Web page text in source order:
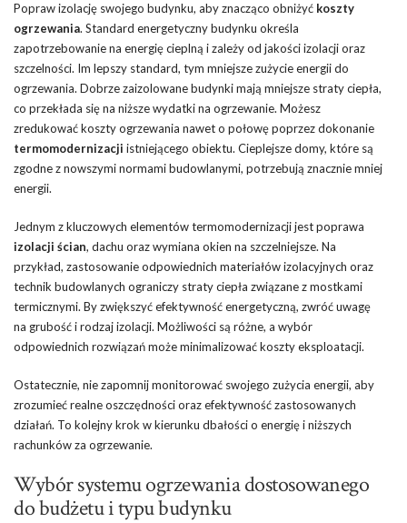
Popraw izolację swojego budynku, aby znacząco obniżyć koszty
ogrzewania. Standard energetyczny budynku określa
zapotrzebowanie na energię cieplną i zależy od jakości izolacji oraz
szczelności. Im lepszy standard, tym mniejsze zużycie energii do
ogrzewania. Dobrze zaizolowane budynki mają mniejsze straty ciepła,
co przekłada się na niższe wydatki na ogrzewanie. Możesz
zredukować koszty ogrzewania nawet o połowę poprzez dokonanie
termomodernizacji istniejącego obiektu. Cieplejsze domy, które są
zgodne z nowszymi normami budowlanymi, potrzebują znacznie mniej
energii.
Jednym z kluczowych elementów termomodernizacji jest poprawa
izolacji ścian, dachu oraz wymiana okien na szczelniejsze. Na
przykład, zastosowanie odpowiednich materiałów izolacyjnych oraz
technik budowlanych ograniczy straty ciepła związane z mostkami
termicznymi. By zwiększyć efektywność energetyczną, zwróć uwagę
na grubość i rodzaj izolacji. Możliwości są różne, a wybór
odpowiednich rozwiązań może minimalizować koszty eksploatacji.
Ostatecznie, nie zapomnij monitorować swojego zużycia energii, aby
zrozumieć realne oszczędności oraz efektywność zastosowanych
działań. To kolejny krok w kierunku dbałości o energię i niższych
rachunków za ogrzewanie.
Wybór systemu ogrzewania dostosowanego
do budżetu i typu budynku